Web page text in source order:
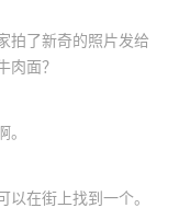
拍了新奇的照片发给
肉面？
在街上找到一个。